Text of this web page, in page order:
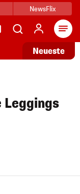
NewsFlix
Neueste